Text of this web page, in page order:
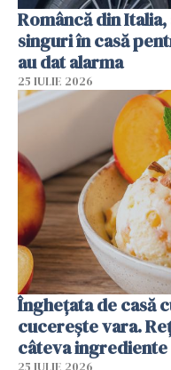
Româncă din
singuri în casă
au dat alarma
25 IULIE 2026
Înghețata de casă
cucerește vara.
câteva ingrediente
25 IULIE 2026